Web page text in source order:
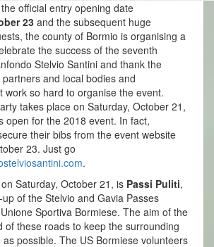
official entry opening date
23 and the subsequent huge
the county of Bormio is organising a
the success of the seventh
Stelvio Santini and thank the
and local bodies and
work so hard to organise the event.
takes place on Saturday, October 21,
open for the 2018 event. In fact,
their bibs from the event website
23. Just go
com.
Saturday, October 21, is Passi Puliti,
of the Stelvio and Gavia Passes
Sportiva Bormiese. The aim of the
of these roads to keep the surrounding
possible. The US Bormiese volunteers